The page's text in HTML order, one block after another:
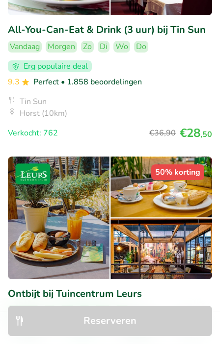
Reserveren
All-You-Can-Eat & Drink (3 uur) bij Tin Sun
Vandaag Morgen Zo Di Wo
Do
Erg populaire deal
9.3
Perfect • 1.858 beoordelingen
Tin Sun
Horst (10km)
Verkocht: 762
€36,90 €28,50
50% korting
Ontbijt bij Tuincentrum Leurs